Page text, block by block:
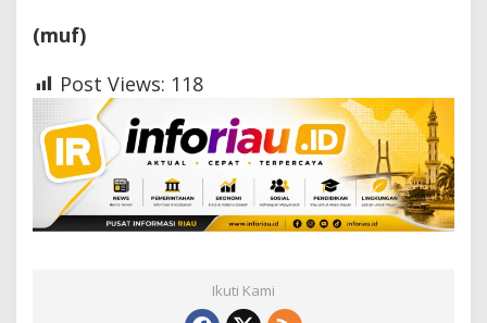
(muf)
Post Views: 118
Ikuti Kami